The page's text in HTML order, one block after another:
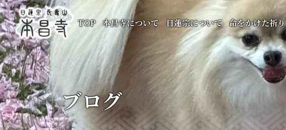
TOP 本昌寺について 日蓮宗について 命をかけた祈り
ブログ